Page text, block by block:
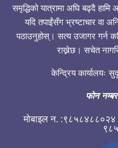
समृद्धिको यात्रामा अघि बढ्दै
यदि तपाईंसँग भ्रष्टाचार वा
पठाउनुहोस्। सत्य उजागर गर्न
राख्नेछ। सचेत
केन्द्रिय कार्यालयः
फोन नम्बर
मोबाइल न.